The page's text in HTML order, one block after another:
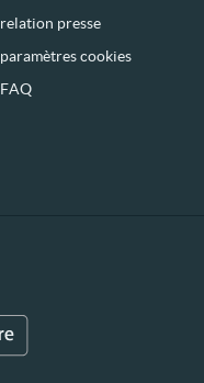
relation presse
paramètres cookies
FAQ